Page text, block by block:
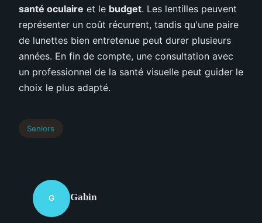
santé oculaire et le budget. Les lentilles peuvent
représenter un coût récurrent, tandis qu'une paire
de lunettes bien entretenue peut durer plusieurs
années. En fin de compte, une consultation avec
un professionnel de la santé visuelle peut guider le
choix le plus adapté.
Seniors
G Gabin